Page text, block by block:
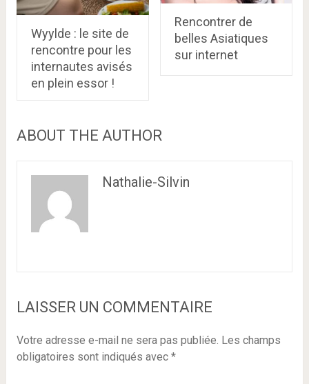
Wyylde : le site de
rencontre pour les
internautes avisés
en plein essor !
Rencontrer de
belles Asiatiques
sur internet
ABOUT THE AUTHOR
Nathalie-Silvin
LAISSER UN COMMENTAIRE
Votre adresse e-mail ne sera pas publiée. Les champs
obligatoires sont indiqués avec *